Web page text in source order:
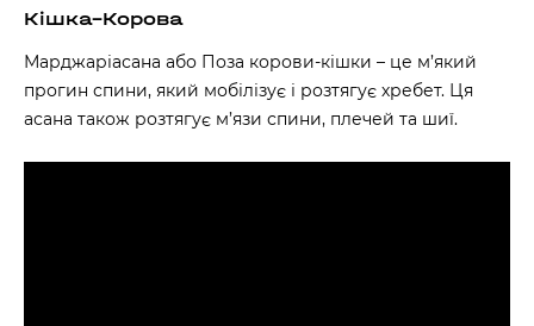
Кішка–Корова
Марджаріасана або Поза корови-кішки – це м’який
прогин спини, який мобілізує і розтягує хребет. Ця
асана також розтягує м’язи спини, плечей та шиї.